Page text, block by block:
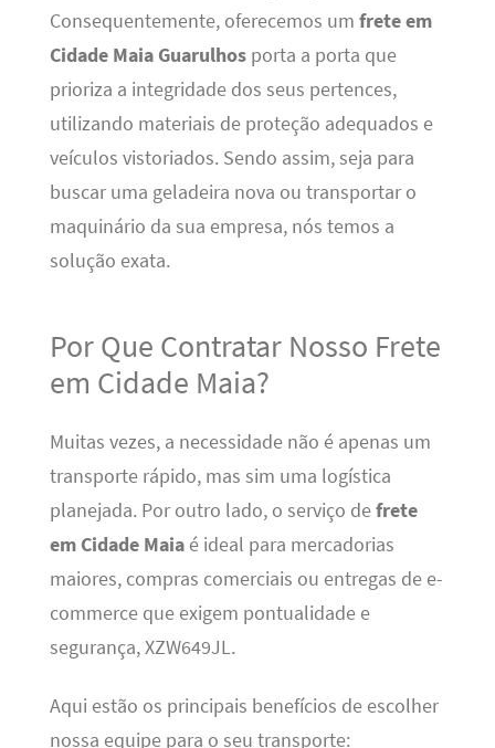
Consequentemente, oferecemos um frete em
Cidade Maia Guarulhosporta a porta que
prioriza a integridade dos seus pertences,
utilizando materiais de proteção adequados e
veículos vistoriados. Sendo assim, seja para
buscar uma geladeira nova ou transportar o
maquinário da sua empresa, nós temos a
solução exata.
Por Que Contratar Nosso Frete
em Cidade Maia?
Muitas vezes, a necessidade não é apenas um
transporte rápido, mas sim uma logística
planejada. Por outro lado, o serviço defrete
em Cidade Maiaé ideal para mercadorias
maiores, compras comerciais ou entregas de e-
commerce que exigem pontualidade e
segurança, XZW649JL.
Aqui estão os principais benefícios de escolher
nossa equipe para o seu transporte: